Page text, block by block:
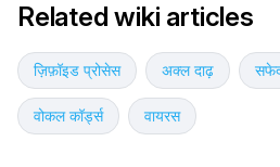
Related wiki articles
ज़िफ़ॉइड प्रोसेस अक्ल दाढ़
वोकल कॉर्ड्स वायरस